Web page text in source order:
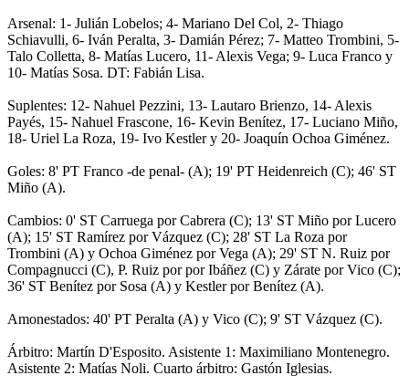
Arsenal: 1- Julián Lobelos; 4- Mariano Del Col, 2- Thiago
Schiavulli, 6- Iván Peralta, 3- Damián Pérez; 7- Matteo Trombini, 5-
Talo Colletta, 8- Matías Lucero, 11- Alexis Vega; 9- Luca Franco y
10- Matías Sosa. DT: Fabián Lisa.
Suplentes: 12- Nahuel Pezzini, 13- Lautaro Brienzo, 14- Alexis
Payés, 15- Nahuel Frascone, 16- Kevin Benítez, 17- Luciano Miño,
18- Uriel La Roza, 19- Ivo Kestler y 20- Joaquín Ochoa Giménez.
Goles: 8' PT Franco -de penal- (A); 19' PT Heidenreich (C); 46' ST
Miño (A).
Cambios: 0' ST Carruega por Cabrera (C); 13' ST Miño por Lucero
(A); 15' ST Ramírez por Vázquez (C); 28' ST La Roza por
Trombini (A) y Ochoa Giménez por Vega (A); 29' ST N. Ruiz por
Compagnucci (C), P. Ruiz por por Ibáñez (C) y Zárate por Vico (C);
36' ST Benítez por Sosa (A) y Kestler por Benítez (A).
Amonestados: 40' PT Peralta (A) y Vico (C); 9' ST Vázquez (C).
Árbitro: Martín D'Esposito. Asistente 1: Maximiliano Montenegro.
Asistente 2: Matías Noli. Cuarto árbitro: Gastón Iglesias.